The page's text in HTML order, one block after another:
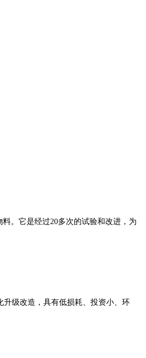
。它是经过20多次的试验和改进，为
级改造，具有低损耗、投资小、环